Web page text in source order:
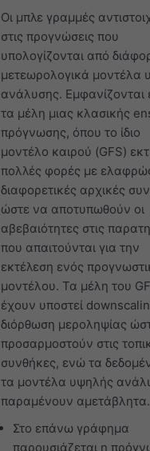
Οι μπλε γραμμές
στις προγνώσεις που
υπολογίζονται από
μετεωρολογικά μοντέλα
ανάλυσης. Εμφανίζονται
τα μέλη μιας κλασικής
πρόγνωσης, όπου το ίδιο
μοντέλο καιρού (GFS)
πολλές φορές με
διαφορετικές αρχικές
ώστε να αποτυπωθούν οι
αβεβαιότητες στις
που απαιτούνται για την
εκτέλεση ενός
μοντέλου. Τα μέλη του
έχουν υποστεί
διόρθωση μεροληψίας
προσαρμοστούν στις
συνθήκες, ενώ τα
τα μοντέλα υψηλής
παραμένουν αμετάβλητα.
Στο επάνω γράφημα
παρουσιάζεται η